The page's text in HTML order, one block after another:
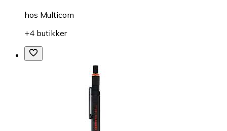
hos Multicom
+4 butikker